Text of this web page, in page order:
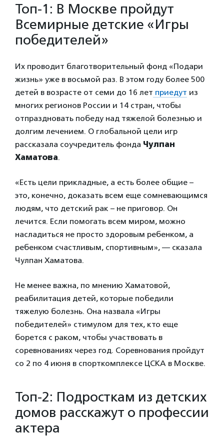
Топ-1: В Москве пройдут
Всемирные детские «Игры
победителей»
Их проводит благотворительный фонд «Подари
жизнь» уже в восьмой раз. В этом году более 500
детей в возрасте от семи до 16 лет приедут из
многих регионов России и 14 стран, чтобы
отпраздновать победу над тяжелой болезнью и
долгим лечением. О глобальной цели игр
рассказала соучредитель фонда Чулпан
Хаматова.
«Есть цели прикладные, а есть более общие –
это, конечно, доказать всем еще сомневающимся
людям, что детский рак – не приговор. Он
лечится. Если помогать всем миром, можно
насладиться не просто здоровым ребенком, а
ребенком счастливым, спортивным», — сказала
Чулпан Хаматова.
Не менее важна, по мнению Хаматовой,
реабилитация детей, которые победили
тяжелую болезнь. Она назвала «Игры
победителей» стимулом для тех, кто еще
борется с раком, чтобы участвовать в
соревнованиях через год. Соревнования пройдут
со 2 по 4 июня в спорткомплексе ЦСКА в Москве.
Топ-2: Подросткам из детских
домов расскажут о профессии
актера